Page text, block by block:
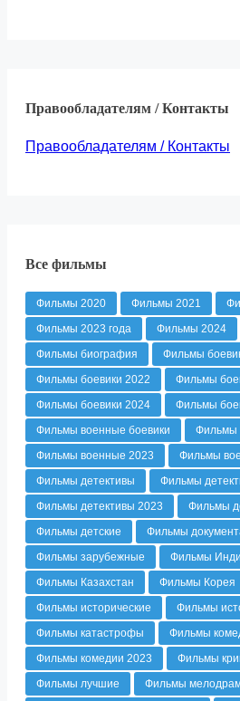
Правообладателям / Контакты
Правообладателям / Контакты
Все фильмы
Фильмы 2020 Фильмы 2021
Фильмы 2023 года
Фильмы 2024
Фильмы биография
Фильмы
Фильмы боевики 2022
Фильмы
Фильмы боевики 2024
Фильмы
Фильмы военные боевики
Фильмы
Фильмы военные 2023
Фильмы
Фильмы детективы
Фильмы
Фильмы детективы 2023
Фильмы
Фильмы детские
Фильмы
Фильмы зарубежные
Фильмы
Фильмы Казахстан
Фильмы Корея
Фильмы исторические
Фильмы
Фильмы катастрофы
Фильмы
Фильмы комедии 2023
Фильмы
Фильмы лучшие
Фильмы